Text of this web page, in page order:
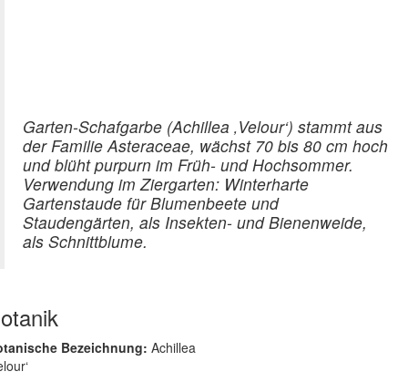
Garten-Schafgarbe (Achillea ‚Velour‘) stammt aus
der Familie Asteraceae, wächst 70 bis 80 cm hoch
und blüht purpurn im Früh- und Hochsommer.
Verwendung im Ziergarten: Winterharte
Gartenstaude für Blumenbeete und
Staudengärten, als Insekten- und Bienenweide,
als Schnittblume.
Bezeichnung: Achillea